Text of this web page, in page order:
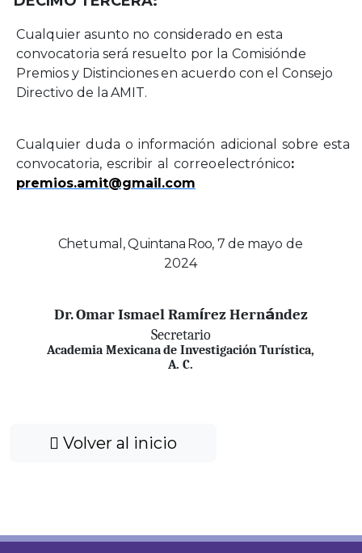
Cualquier asunto no considerado en esta
convocatoria será resuelto por la Comisiónde
Premios y Distincionesen acuerdo con el Consejo
Directivo de la AMIT.
Cualquier duda o información adicional sobre esta
convocatoria, escribir al correoelectrónico:
premios.amit@gmail.com
Chetumal,Quintana Roo, 7 de mayo de
2024
Dr.OmarIsmaelRamírezHernández
Secretario
Academia Mexicanade Investigación Turística,
A. C.
Volver al inicio